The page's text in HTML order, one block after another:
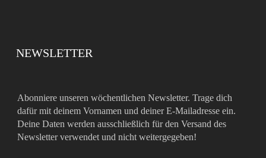
NEWSLETTER
Abonniere unseren wöchentlichen Newsletter. Trage dich
dafür mit deinem Vornamen und deiner E-Mailadresse ein.
Deine Daten werden ausschließlich für den Versand des
Newsletter verwendet und nicht weitergegeben!